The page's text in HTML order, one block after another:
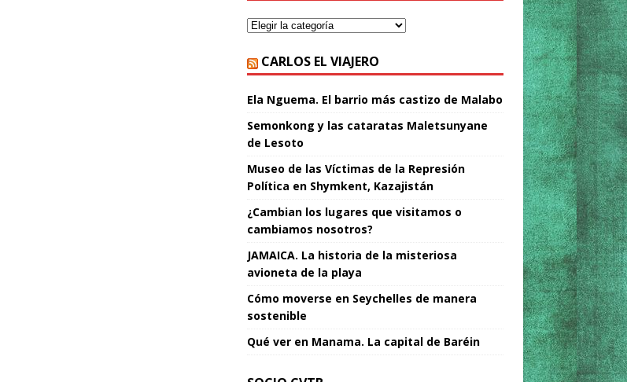
CARLOS EL VIAJERO
Ela Nguema. El barrio más castizo de Malabo
Semonkong y las cataratas Maletsunyane
de Lesoto
Museo de las Víctimas de la Represión
Política en Shymkent, Kazajistán
¿Cambian los lugares que visitamos o
cambiamos nosotros?
JAMAICA. La historia de la misteriosa
avioneta de la playa
Cómo moverse en Seychelles de manera
sostenible
Qué ver en Manama. La capital de Baréin